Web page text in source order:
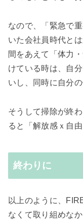
なので、「緊急で
いた会社員時代と
間をあえて「体力
けている時は、自
いし、同時に自分
そうして掃除が終
ると「解放感ｘ自
終わりに
以上のように、
なくて取り組めな